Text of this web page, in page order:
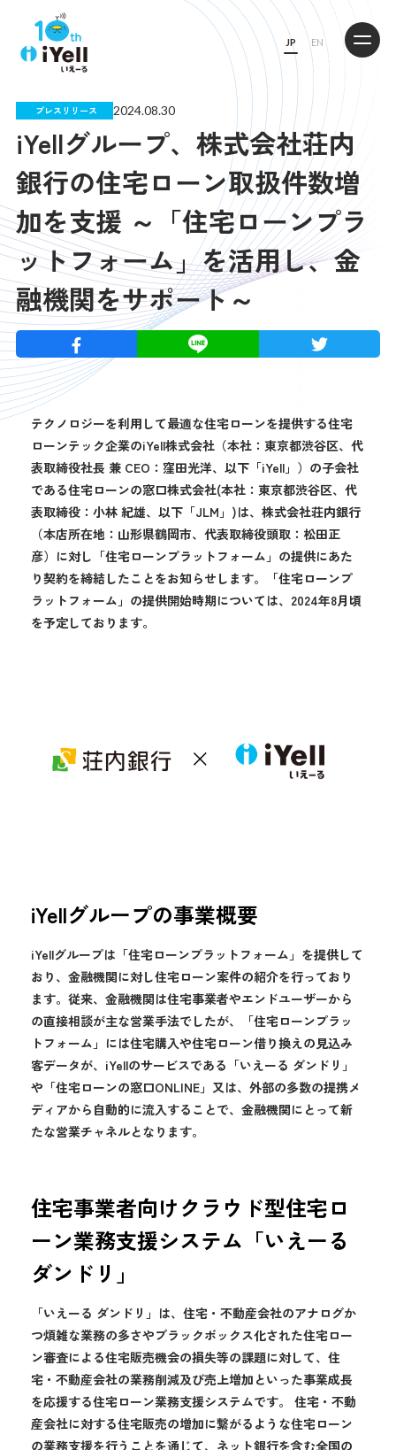
JP EN
プレスリリース 2024.08.30
iYellグループ、株式会社荘内
銀行の住宅ローン取扱件数増
加を支援 ～「住宅ローンプラ
ットフォーム」を活用し、金
融機関をサポート～
テクノロジーを利用して最適な住宅ローンを提供する住宅
ローンテック企業のiYell株式会社（本社：東京都渋谷区、代
表取締役社長 兼 CEO：窪田光洋、以下「iYell」）の子会社
である住宅ローンの窓口株式会社(本社：東京都渋谷区、代
表取締役：小林 紀雄、以下「JLM」)は、株式会社荘内銀行
（本店所在地：山形県鶴岡市、代表取締役頭取：松田正
彦）に対し「住宅ローンプラットフォーム」の提供にあた
り契約を締結したことをお知らせします。「住宅ローンプ
ラットフォーム」の提供開始時期については、2024年8月頃
を予定しております。
iYellグループの事業概要
iYellグループは「住宅ローンプラットフォーム」を提供して
おり、金融機関に対し住宅ローン案件の紹介を行っており
ます。従来、金融機関は住宅事業者やエンドユーザーから
の直接相談が主な営業手法でしたが、「住宅ローンプラッ
トフォーム」には住宅購入や住宅ローン借り換えの見込み
客データが、iYellのサービスである「いえーる ダンドリ」
や「住宅ローンの窓口ONLINE」又は、外部の多数の提携メ
ディアから自動的に流入することで、金融機関にとって新
たな営業チャネルとなります。
住宅事業者向けクラウド型住宅ロ
ーン業務支援システム「いえーる
ダンドリ」
「いえーる ダンドリ」は、住宅・不動産会社のアナログか
つ煩雑な業務の多さやブラックボックス化された住宅ロー
ン審査による住宅販売機会の損失等の課題に対して、住
宅・不動産会社の業務削減及び売上増加といった事業成長
を応援する住宅ローン業務支援システムです。 住宅・不動
産会社に対する住宅販売の増加に繋がるような住宅ローン
の業務支援を行うことを通じて、ネット銀行を含む全国の